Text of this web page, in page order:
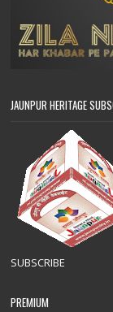
JAUNPUR HERITAGE
SUBSCRIBE
PREMIUM